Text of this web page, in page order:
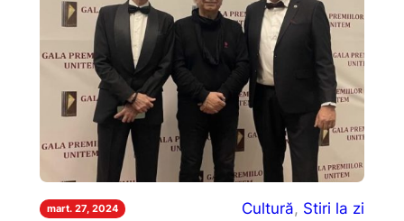
mart. 27, 2024 Cultură, Stiri la zi